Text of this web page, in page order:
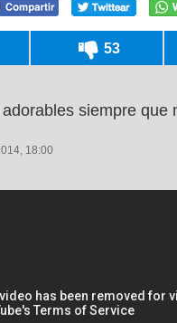
53
siempre que
18:00